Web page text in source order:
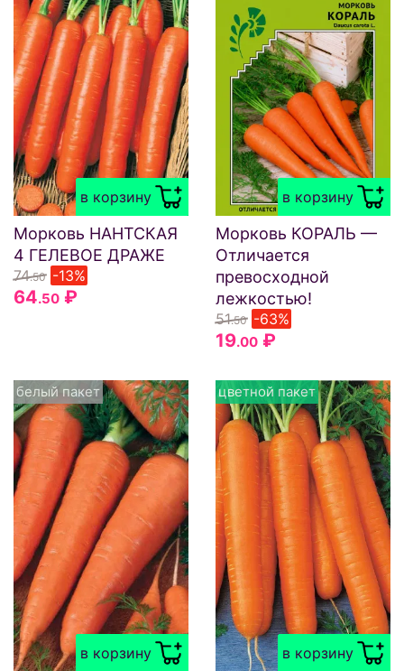
в корзину
Морковь НАНТСКАЯ
4 ГЕЛЕВОЕ ДРАЖЕ
74.50 -13%
64.50 ₽
в корзину
Морковь КОРАЛЬ —
Отличается
превосходной
лежкостью!
51.50 -63%
19.00 ₽
в корзину
белый пакет
в корзину
цветной пакет